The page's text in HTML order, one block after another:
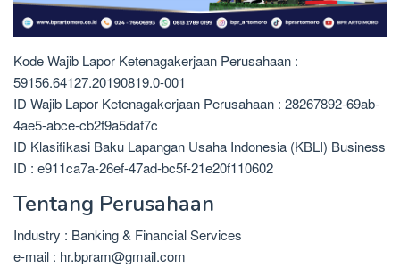
Kode Wajib Lapor Ketenagakerjaan Perusahaan :
59156.64127.20190819.0-001
ID Wajib Lapor Ketenagakerjaan Perusahaan : 28267892-69ab-
4ae5-abce-cb2f9a5daf7c
ID Klasifikasi Baku Lapangan Usaha Indonesia (KBLI) Business
ID : e911ca7a-26ef-47ad-bc5f-21e20f110602
Tentang Perusahaan
Industry : Banking & Financial Services
e-mail : hr.bpram@gmail.com